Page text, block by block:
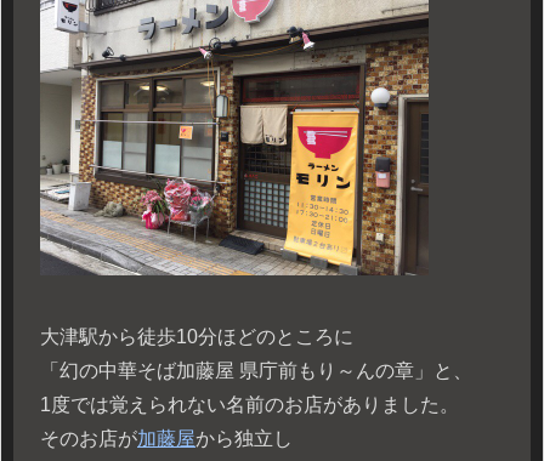
大津駅から徒歩10分ほどのところに
「幻の中華そば加藤屋 県庁前もり～んの章」と、
1度では覚えられない名前のお店がありました。
そのお店が加藤屋から独立し